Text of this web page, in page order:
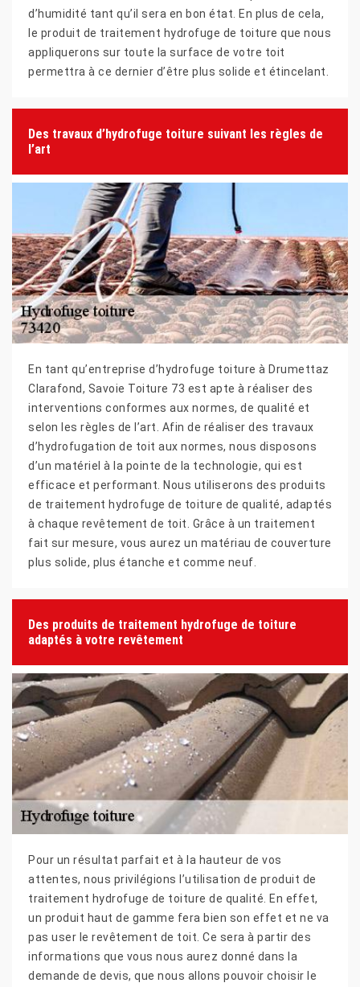
d’humidité tant qu’il sera en bon état. En plus de cela,
le produit de traitement hydrofuge de toiture que nous
appliquerons sur toute la surface de votre toit
permettra à ce dernier d’être plus solide et étincelant.
Des travaux d’hydrofuge toiture suivant les règles de
l’art
En tant qu’entreprise d’hydrofuge toiture à Drumettaz
Clarafond, Savoie Toiture 73 est apte à réaliser des
interventions conformes aux normes, de qualité et
selon les règles de l’art. Afin de réaliser des travaux
d’hydrofugation de toit aux normes, nous disposons
d’un matériel à la pointe de la technologie, qui est
efficace et performant. Nous utiliserons des produits
de traitement hydrofuge de toiture de qualité, adaptés
à chaque revêtement de toit. Grâce à un traitement
fait sur mesure, vous aurez un matériau de couverture
plus solide, plus étanche et comme neuf.
Des produits de traitement hydrofuge de toiture
adaptés à votre revêtement
Pour un résultat parfait et à la hauteur de vos
attentes, nous privilégions l’utilisation de produit de
traitement hydrofuge de toiture de qualité. En effet,
un produit haut de gamme fera bien son effet et ne va
pas user le revêtement de toit. Ce sera à partir des
informations que vous nous aurez donné dans la
demande de devis, que nous allons pouvoir choisir le